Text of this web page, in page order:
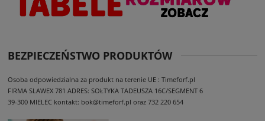
BEZPIECZEŃSTWO PRODUKTÓW
Osoba odpowiedzialna za produkt na terenie UE : Timeforf.pl
FIRMA SLAWEX 781 ADRES: SOŁTYKA TADEUSZA 16C/SEGMENT 6
39-300 MIELEC kontakt: bok@timeforf.pl oraz 732 220 654